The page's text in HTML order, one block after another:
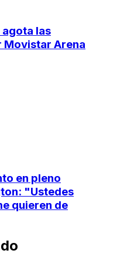
las
Movistar Arena
en pleno
"Ustedes
quieren de